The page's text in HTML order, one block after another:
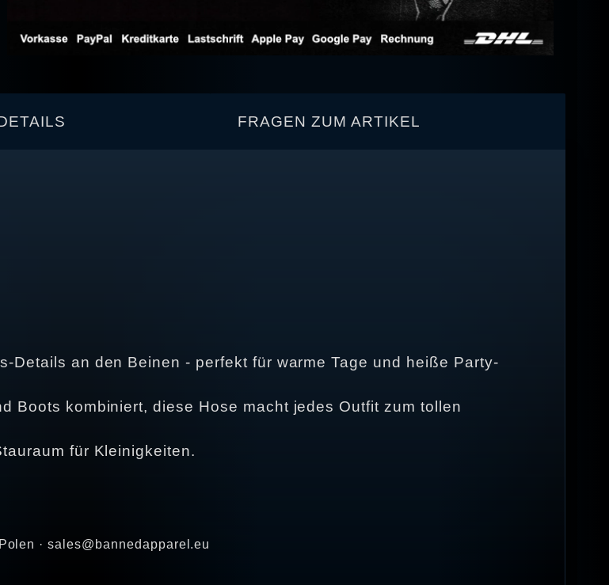
FRAGEN ZUM ARTIKEL
Details an den Beinen - perfekt für warme Tage und heiße Party-
Boots kombiniert, diese Hose macht jedes Outfit zum tollen
für Kleinigkeiten.
· sales@bannedapparel.eu